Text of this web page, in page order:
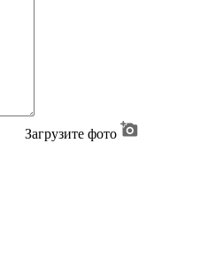
Загрузите фото